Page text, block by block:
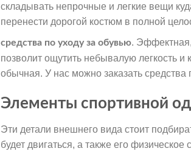
складывать непрочные и легкие вещи
перенести дорогой костюм в полной
средства по уходу за обувью. Эффектная,
позволит ощутить небывалую легкость и
обычная. У нас можно заказать
Элементы спортивной
Эти детали внешнего вида стоит
будет двигаться, а также его